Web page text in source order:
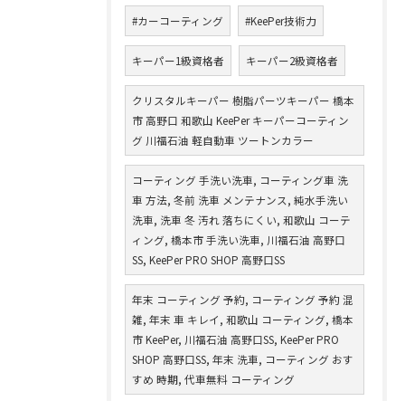
#カーコーティング #KeePer技術力
キーパー1級資格者 キーパー2級資格者
クリスタルキーパー 樹脂パーツキーパー 橋本
市 高野口 和歌山 KeePer キーパーコーティン
グ 川福石油 軽自動車 ツートンカラー
コーティング 手洗い洗車, コーティング車 洗
車 方法, 冬前 洗車 メンテナンス, 純水手洗い
洗車, 洗車 冬 汚れ 落ちにくい, 和歌山 コーテ
ィング, 橋本市 手洗い洗車, 川福石油 高野口
SS, KeePer PRO SHOP 高野口SS
年末 コーティング 予約, コーティング 予約 混
雑, 年末 車 キレイ, 和歌山 コーティング, 橋本
市 KeePer, 川福石油 高野口SS, KeePer PRO
SHOP 高野口SS, 年末 洗車, コーティング おす
すめ 時期, 代車無料 コーティング